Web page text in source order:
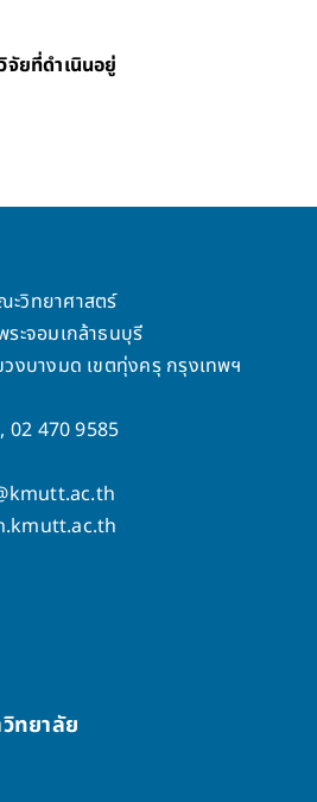
จัยที่ดำเนินอยู่
วิทยาศาสตร์
ระจอมเกล้าธนบุรี
งบางมด เขตทุ่งครุ กรุงเทพฯ
02 470 9585
ทยาลัย